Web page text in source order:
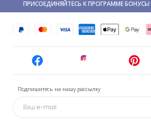
Подпишитесь на нашу рассылку
ПРИСОЕДИНЯЙТЕСЬ К ПРОГРАММЕ БОНУСЫ